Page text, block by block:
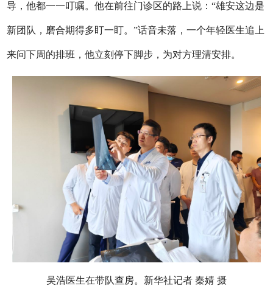
导，他都一一叮嘱。他在前往门诊区的路上说：“雄安这边是
新团队，磨合期得多盯一盯。”话音未落，一个年轻医生追上
来问下周的排班，他立刻停下脚步，为对方理清安排。
吴浩医生在带队查房。新华社记者 秦婧 摄